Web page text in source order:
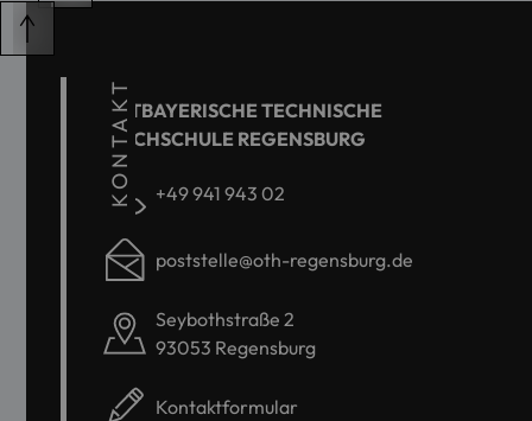
KONTAKT
OSTBAYERISCHE TECHNISCHE
HOCHSCHULE REGENSBURG
+49 941 943 02
poststelle@oth-regensburg.de
Seybothstraße 2
93053 Regensburg
Kontaktformular